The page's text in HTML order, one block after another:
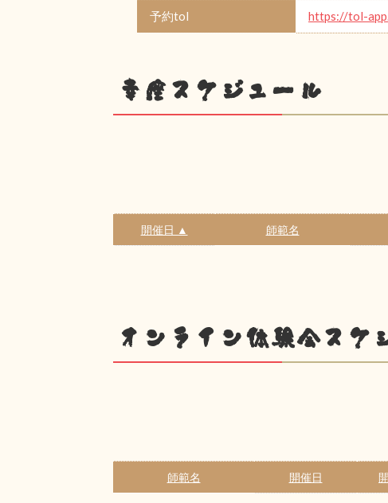
予約tol https://tol-
幸座スケジュール
開催日 ▲ 師範名
オンライン体験会スケ
師範名 開催日